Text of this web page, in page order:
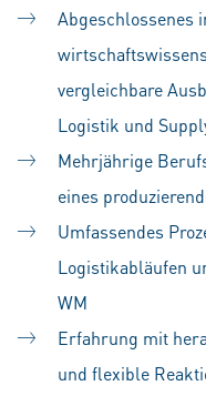
Abgeschlossenes
vergleichbare
Logistik und
Mehrjährige
eines
Umfassendes
Logistikabläufen
WM
Erfahrung mit
und flexible